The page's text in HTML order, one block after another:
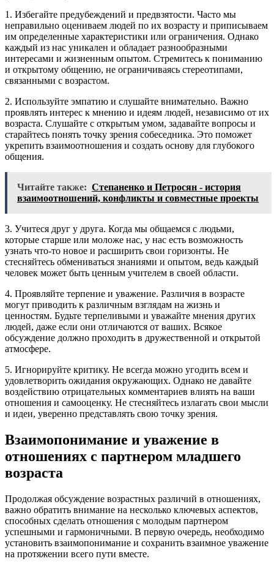
1. Избегайте предубеждений и предвзятости. Часто мы
неправильно оцениваем людей по их возрасту и приписываем
им определенные характеристики или ограничения. Однако
каждый из нас уникален и обладает разнообразными
интересами и жизненным опытом. Стремитесь к пониманию
и открытому общению, не ограничиваясь стереотипами,
связанными с возрастом.
2. Используйте эмпатию и слушайте внимательно. Важно
проявлять интерес к мнению и идеям людей, независимо от их
возраста. Слушайте с открытым умом, задавайте вопросы и
старайтесь понять точку зрения собеседника. Это поможет
укрепить взаимоотношения и создать основу для глубокого
общения.
Читайте также: Степаненко и Петросян - история
взаимоотношений, конфликты и совместные проекты
3. Учитеся друг у друга. Когда мы общаемся с людьми,
которые старше или моложе нас, у нас есть возможность
узнать что-то новое и расширить свои горизонты. Не
стесняйтесь обмениваться знаниями и опытом, ведь каждый
человек может быть ценным учителем в своей области.
4. Проявляйте терпение и уважение. Различия в возрасте
могут приводить к различным взглядам на жизнь и
ценностям. Будьте терпеливыми и уважайте мнения других
людей, даже если они отличаются от ваших. Всякое
обсуждение должно проходить в дружественной и открытой
атмосфере.
5. Игнорируйте критику. Не всегда можно угодить всем и
удовлетворить ожидания окружающих. Однако не давайте
воздействию отрицательных комментариев влиять на ваши
отношения и самооценку. Не стесняйтесь излагать свои мысли
и идеи, уверенно представлять свою точку зрения.
Взаимопонимание и уважение в
отношениях с партнером младшего
возраста
Продолжая обсуждение возрастных различий в отношениях,
важно обратить внимание на несколько ключевых аспектов,
способных сделать отношения с молодым партнером
успешными и гармоничными. В первую очередь, необходимо
установить взаимопонимание и сохранить взаимное уважение
на протяжении всего пути вместе.